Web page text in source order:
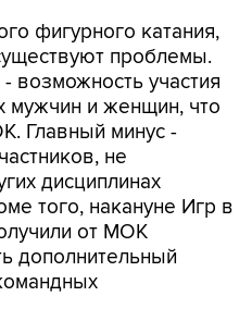
фигурного катания,
проблемы.
возможность участия
мужчин и женщин, что
Главный минус -
не
дисциплинах
того, накануне Игр в
от МОК
дополнительный